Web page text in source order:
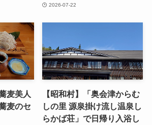
2026-07-22
麦美人
麦のセ
【昭和村】「奥会津からむ
しの里 源泉掛け流し温泉し
らかば荘」で日帰り入浴し